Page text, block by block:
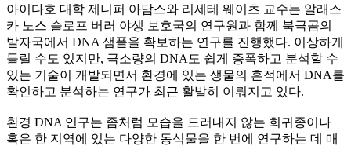
아이다호 대학 제니퍼 아담스와 리세테 웨이츠 교수는 알래스
카 노스 슬로프 버러 야생 보호국의 연구원과 함께 북극곰의
발자국에서 DNA 샘플을 확보하는 연구를 진행했다. 이상하게
들릴 수도 있지만, 극소량의 DNA도 쉽게 증폭하고 분석할 수
있는 기술이 개발되면서 환경에 있는 생물의 흔적에서 DNA를
확인하고 분석하는 연구가 최근 활발히 이뤄지고 있다.
환경 DNA 연구는 좀처럼 모습을 드러내지 않는 희귀종이나
혹은 한 지역에 있는 다양한 동식물을 한 번에 연구하는 데 매